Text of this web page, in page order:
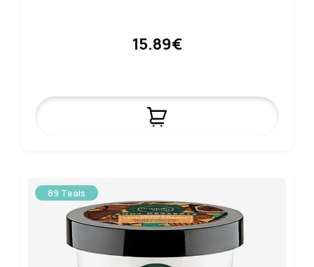
15.89€
89 Teals